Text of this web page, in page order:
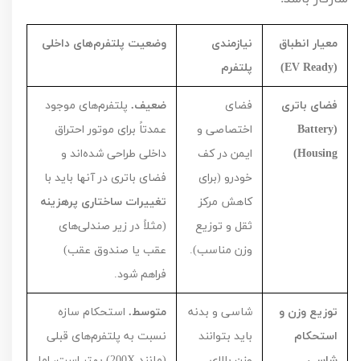
معیار انطباق
(
EV Ready
)
نیازمندی
پلتفرم
وضعیت پلتفرم‌های داخلی
فضای باتری
(
Battery
Housing
)
فضای
اختصاصی و
ایمن در کف
خودرو (برای
کاهش مرکز
ثقل و توزیع
وزن مناسب).
ضعیف. پلتفرم‌های موجود
عمدتاً برای موتور احتراق
داخلی طراحی شده‌اند و
فضای باتری در آنها باید با
تغییرات ساختاری پرهزینه
(مثلاً در زیر صندلی‌های
عقب یا صندوق عقب)
فراهم شود.
توزیع وزن و
استحکام
شاسی و بدنه
باید بتوانند
متوسط. استحکام سازه
نسبت به پلتفرم‌های قبلی